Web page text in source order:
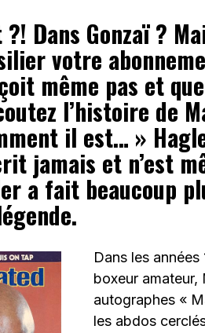
Dans Gonzaï ?
votre
même pas et
l’histoire de
il est… »
jamais et n’est
a fait beaucoup
Dans les années
boxeur amateur,
autographes «
les abdos